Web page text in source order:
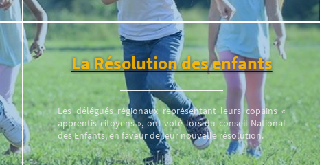
La Résolution des enfants
Les délégués régionaux représentant leurs copains «
apprentis citoyens », ont voté lors du conseil National
des Enfants, en faveur de leur nouvelle résolution.